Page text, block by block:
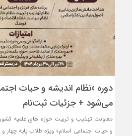
دوره «نظام اندیشه و حیات
می‌شود + جزئیات ثبت‌نام
و حیات اجتماعی اسلام» ویژه طلاب پایه چهار و